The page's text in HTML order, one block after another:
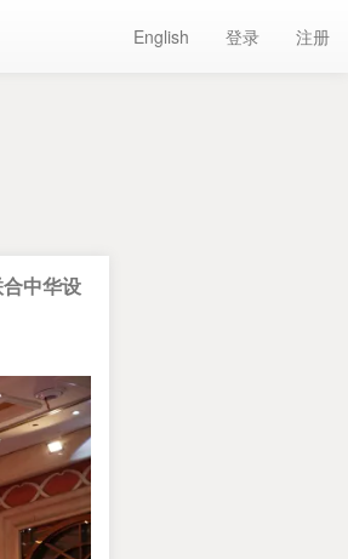
English 登录 注册
中华设